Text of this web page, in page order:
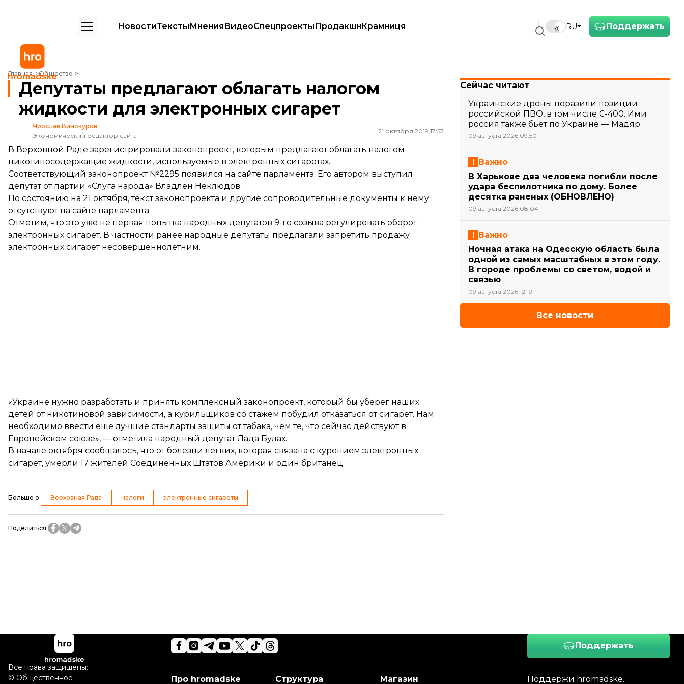
Поддержать
RU
НовостиТекстыМненияВидеоСпецпроектыПродакшнКрамниця
Главная Общество
Депутаты предлагают облагать налогом жидкости для электронных сигарет
Депутаты предлагают облагать налогом
жидкости для электронных сигарет
Ярослав Винокуров
Экономический редактор сайта
21 октября 2019 17:53
В Верховной Раде зарегистрировали законопроект, которым предлагают облагать налогом
никотиносодержащие жидкости, используемые в электронных сигаретах.
Соответствующий законопроект №2295 появился на сайте парламента. Его автором выступил
депутат от партии «Слуга народа» Владлен Неклюдов.
По состоянию на 21 октября, текст законопроекта и другие сопроводительные документы к нему
отсутствуют на сайте парламента.
Отметим, что это уже не первая попытка народных депутатов 9-го созыва регулировать оборот
электронных сигарет. В частности ранее народные депутаты предлагали запретить продажу
электронных сигарет несовершеннолетним.
«Украине нужно разработать и принять комплексный законопроект, который бы уберег наших
детей от никотиновой зависимости, а курильщиков со стажем побудил отказаться от сигарет. Нам
необходимо ввести еще лучшие стандарты защиты от табака, чем те, что сейчас действуют в
Европейском союзе», — отметила народный депутат Лада Булах.
В начале октября сообщалось, что от болезни легких, которая связана с курением электронных
сигарет, умерли 17 жителей Соединенных Штатов Америки и один британец.
Больше о: Верховная Рада налоги электронные сигареты
Поделиться:
Сейчас читают
Украинские дроны поразили позиции
российской ПВО, в том числе С-400. Ими
россия также бьет по Украине — Мадяр
09 августа 2026 09:50
Важно
В Харькове два человека погибли после
удара беспилотника по дому. Более
десятка раненых (ОБНОВЛЕНО)
09 августа 2026 08:04
Важно
Ночная атака на Одесскую область была
одной из самых масштабных в этом году.
В городе проблемы со светом, водой и
связью
09 августа 2026 12:19
Все новости
Поддержать
Поддержи hromadske.
Про hromadske Структура Магазин
Все права защищены:
© Общественное